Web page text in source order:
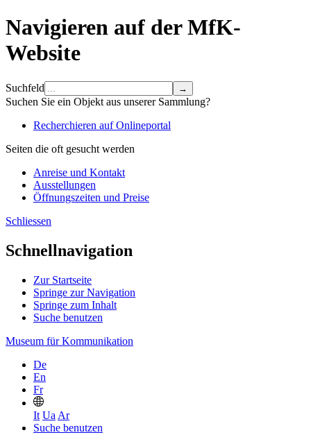
Navigieren auf der MfK-
Website
Suchfeld
Suchen Sie ein Objekt aus unserer Sammlung?
Recherchieren auf Onlineportal
Seiten die oft gesucht werden
Anreise und Kontakt
Ausstellungen
Öffnungszeiten und Preise
Schliessen
Schnellnavigation
Zur Startseite
Springe zur Navigation
Springe zum Inhalt
Suche benutzen
Museum für Kommunikation
De
En
Fr
It Ua Ar
Suche benutzen